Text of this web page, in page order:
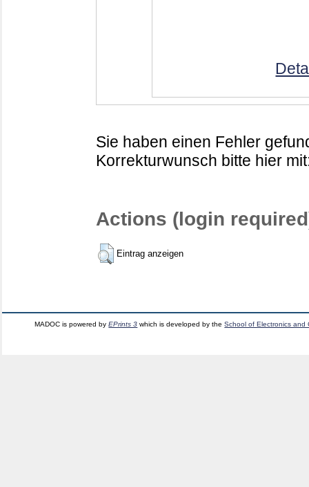
Sie haben einen Fehler
Korrekturwunsch bitte hier
Actions (login
Eintrag anzeigen
MADOC is powered byEPrints 3 which is developed by theSchool of Electronics and